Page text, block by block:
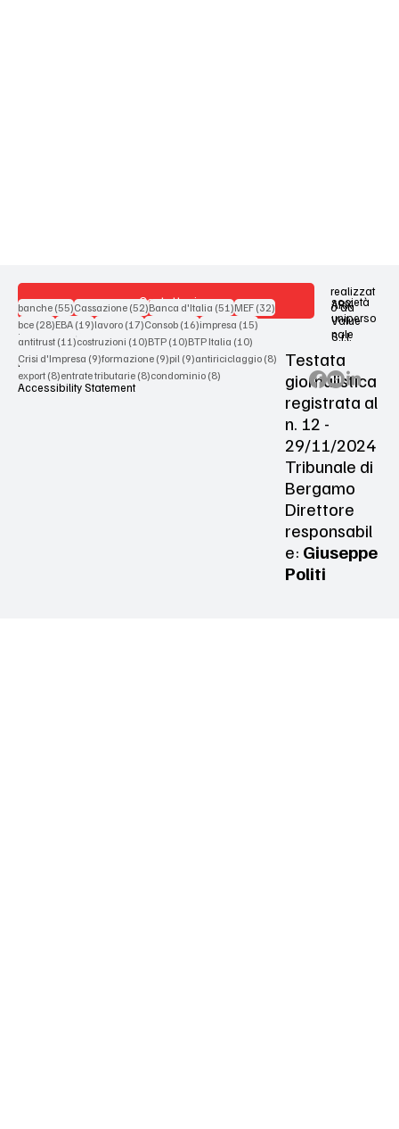
Contattaci
Terms & Conditions
Privacy Policy
Accessibility Statement
realizzat
o da
società
uniperso
nale
ARX
Value
S.r.l.
Testata
giornalistica
registrata al
n. 12 -
29/11/2024
Tribunale di
Bergamo
Direttore
responsabil
e: Giuseppe
Politi
banche (55)55 post
Cassazione (52)52 post
Banca d'Italia (51)51 post
MEF (32)32 post
bce (28)28 post
EBA (19)19 post
lavoro (17)17 post
Consob (16)16 post
impresa (15)15 post
antitrust (11)11 post
costruzioni (10)10 post
BTP (10)10 post
BTP Italia (10)10 post
Crisi d'Impresa (9)9 post
formazione (9)9 post
pil (9)9 post
antiriciclaggio (8)8 post
export (8)8 post
entrate tributarie (8)8 post
condominio (8)8 post